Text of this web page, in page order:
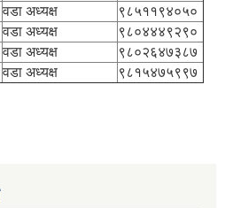
वडा अध्यक्ष
९८५११९४०५०
वडा अध्यक्ष
९८०४४४९२९०
वडा अध्यक्ष
९८०२६४७३८७
वडा अध्यक्ष ९८१५४७५९९७